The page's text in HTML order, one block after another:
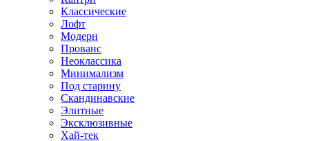
Классические
Лофт
Модерн
Прованс
Неоклассика
Минимализм
Под старину
Скандинавские
Элитные
Эксклюзивные
Хай-тек